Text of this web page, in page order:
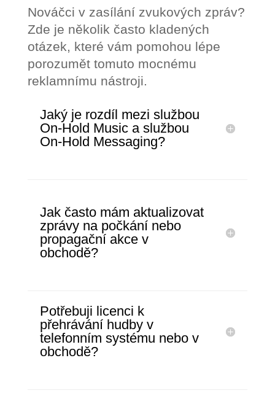
Nováčci v zasílání zvukových zpráv?
Zde je několik často kladených
otázek, které vám pomohou lépe
porozumět tomuto mocnému
reklamnímu nástroji.
Jaký je rozdíl mezi službou
On-Hold Music a službou
On-Hold Messaging?
Jak často mám aktualizovat
zprávy na počkání nebo
propagační akce v
obchodě?
Potřebuji licenci k
přehrávání hudby v
telefonním systému nebo v
obchodě?